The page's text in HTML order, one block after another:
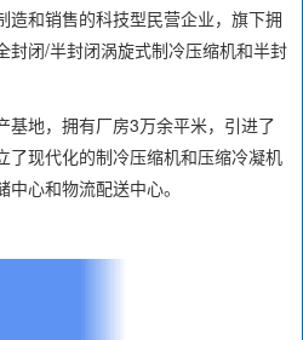
造和销售的科技型民营企业，旗下拥
封闭/半封闭涡旋式制冷压缩机和半封
基地，拥有厂房3万余平米，引进了
了现代化的制冷压缩机和压缩冷凝机
心和物流配送中心。‍